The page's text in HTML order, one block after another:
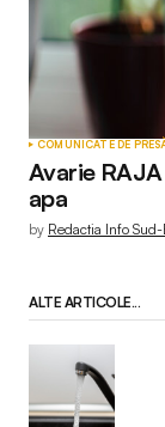
COMUNICATE DE
Avarie
apa
by Redactia Info Sud-
ALTE ARTICOLE...